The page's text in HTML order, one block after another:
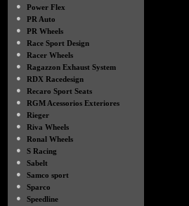
●
Power Flex
●
PR Auto
●
PR Wheels
●
Race Sport Design
●
Racer Wheels
●
Ragazzon Exhaust System
●
RDX Racedesign
●
Recaro Sport Seats
●
RGM Acessorios Exteriores
●
Rieger
●
Riva Wheels
●
Ronal Wheels
●
S Racing
●
Sabelt
●
Samco sport
●
Sparco
●
Speedline